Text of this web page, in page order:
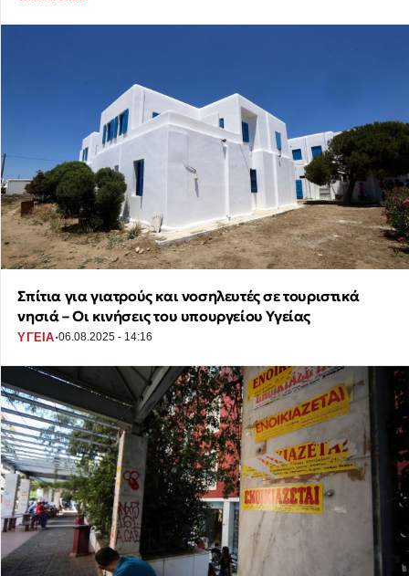
Σπίτια για γιατρούς και νοσηλευτές σε τουριστικά
νησιά – Οι κινήσεις του υπουργείου Υγείας
ΥΓΕΙΑ·06.08.2025 - 14:16